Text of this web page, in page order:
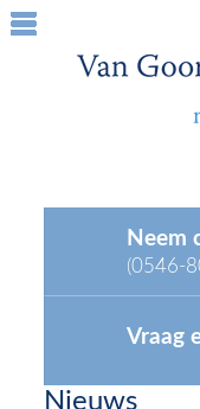
Neem
(0546-
Vraag
Nieuws